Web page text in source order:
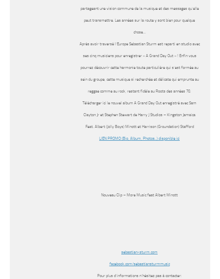
partageant une vision commune de la musique et des messages qu’elle
peut transmettre. Les années sur la route y sont bien pour quelque
chose…
Après avoir traversé l’Europe Sebastian Sturm est reparti en studio avec
ses cinq musiciens pour enregistrer « A Grand Day Out » ! Enfin vous
pourrez découvrir cette harmonie toute particulière qui s’est formée au
sein du groupe, cette musique si recherchée et délicate qui emprunte au
reggae comme au rock, restant fidèle au Roots des années 70.
Télécharger ici le nouvel album A Grand Day Out enregistré avec Sam
Clayton Jr et Stephen Stewart de Harry J Studios – Kingston Jamaica
Feat. Albert (Jolly Boys) Minott et Harrison (Groundation) Stafford
LIEN PROMO (Bio, Album, Photos..) disponible ici
Nouveau Clip – More Music feat Albert Minott
sebastian-sturm.com
facebook.com/sebastiansturmmusic
Pour plus d’informations n’hésitez pas à contacter: